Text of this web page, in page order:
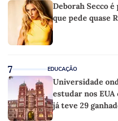
Deborah Secco
que pede quase
7 EDUCAÇÃO
Universidade
estudar nos EUA
já teve 29